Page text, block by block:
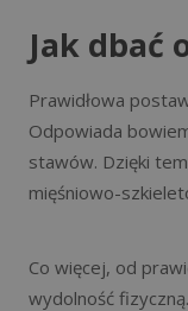
Jak dbać
Prawidłowa
Odpowiada
stawów. Dzięki
mięśniowo-
Co więcej, od
wydolność